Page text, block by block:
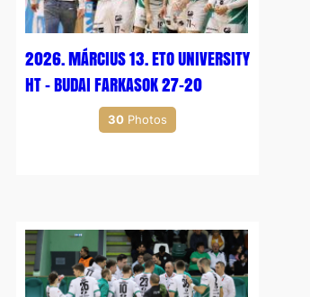
2026. MÁRCIUS 13. ETO UNIVERSITY
HT – BUDAI FARKASOK 27-20
30 Photos